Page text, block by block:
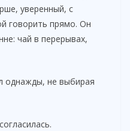
уверенный, с
говорить прямо. Он
чай в перерывах,
однажды, не выбирая